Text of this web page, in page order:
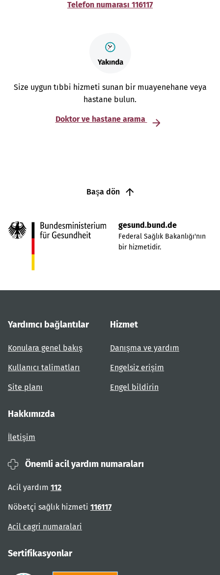
Telefon numarası 116117
Size uygun tıbbi hizmeti sunan bir muayenehane veya
hastane bulun.
Doktor ve hastane arama
Başa dön
gesund.bund.de
Federal Sağlık Bakanlığı'nın
bir hizmetidir.
Yardımcı bağlantılar
Konulara genel bakış
Kullanıcı talimatları
Site planı
Hizmet
Danışma ve yardım
Engelsiz erişim
Engel bildirin
Hakkımızda
İletişim
Önemli acil yardım numaraları
Acil yardım 112
Nöbetçi sağlık hizmeti 116117
Acil cagri numaralari
Sertifikasyonlar